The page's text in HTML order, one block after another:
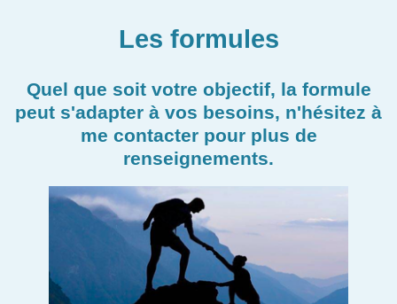
Les formules
Quel que soit votre objectif, la formule
peut s'adapter à vos besoins, n'hésitez à
me contacter pour plus de
renseignements.